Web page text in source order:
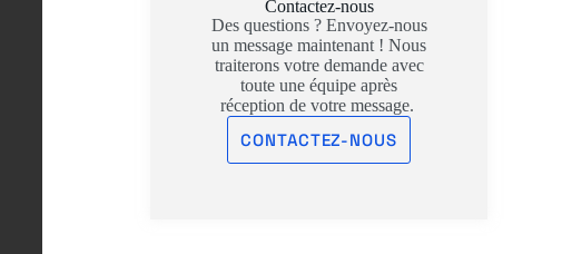
Contactez-nous
Des questions ? Envoyez-nous
un message maintenant ! Nous
traiterons votre demande avec
toute une équipe après
réception de votre message.
CONTACTEZ-NOUS